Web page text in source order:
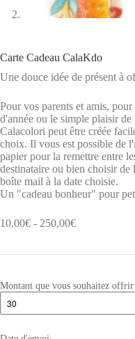
Carte Cadeau CalaKdo
Une douce idée de présent à
Pour vos parents et amis,
d'année ou le simple plaisir
Calacolori peut être créée
choix. Il vous est possible de
papier pour la remettre entre
destinataire ou bien choisir
boîte mail à la date choisie.
Un "cadeau bonheur" pour
10,00€ - 250,00€
Montant que vous souhaitez offrir